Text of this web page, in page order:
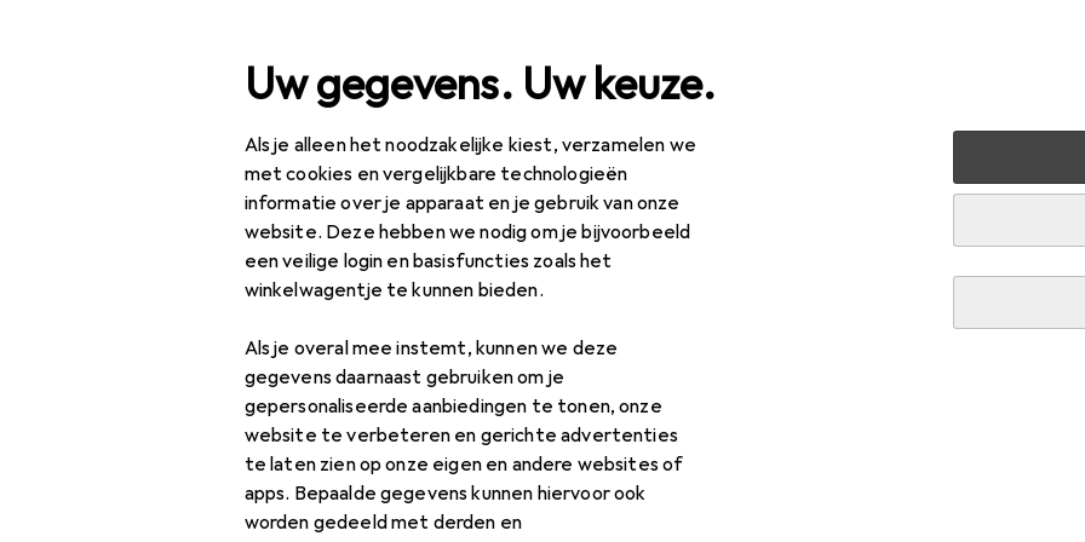
Uw gegevens. Uw keuze.
Als je alleen het noodzakelijke kiest, verzamelen we
met cookies en vergelijkbare technologieën
informatie over je apparaat en je gebruik van onze
website. Deze hebben we nodig om je bijvoorbeeld
een veilige login en basisfuncties zoals het
winkelwagentje te kunnen bieden.
Als je overal mee instemt, kunnen we deze
gegevens daarnaast gebruiken om je
gepersonaliseerde aanbiedingen te tonen, onze
website te verbeteren en gerichte advertenties
te laten zien op onze eigen en andere websites of
apps. Bepaalde gegevens kunnen hiervoor ook
worden gedeeld met derden en
Productassortiment Klussen + Tuin Bouwen + Renoveren
EUR
11,76 per stuk voor 2 eenheden
Blum
Accessoires voor Blum Potband
Vind passende accessoires voor de Blum Potband uit de categorieën Meubelmontage,